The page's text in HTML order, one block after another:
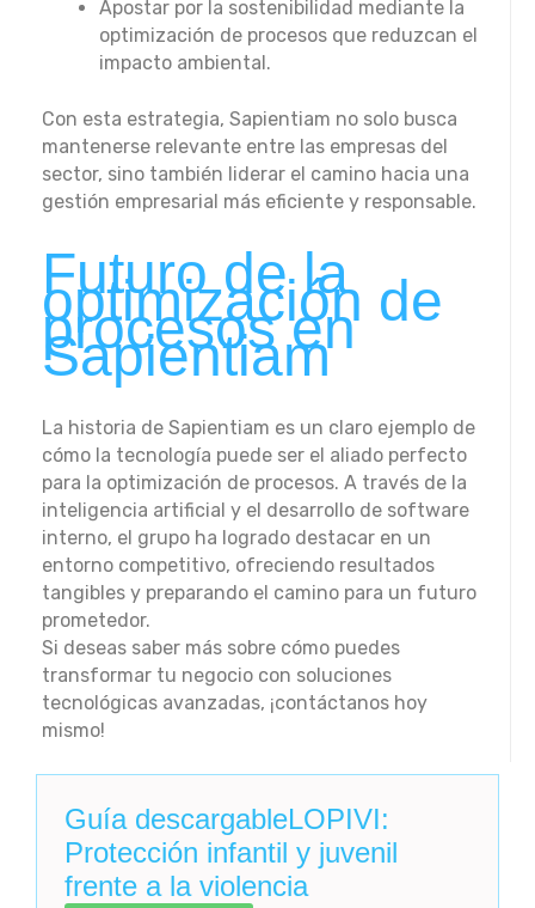
Apostar por la sostenibilidad mediante la
optimización de procesos que reduzcan el
impacto ambiental.
Con esta estrategia, Sapientiam no solo busca
mantenerse relevante entre las empresas del
sector, sino también liderar el camino hacia una
gestión empresarial más eficiente y responsable.
Futuro de la
optimización de
procesos en
Sapientiam
La historia de Sapientiam es un claro ejemplo de
cómo la tecnología puede ser el aliado perfecto
para la optimización de procesos. A través de la
inteligencia artificial y el desarrollo de software
interno, el grupo ha logrado destacar en un
entorno competitivo, ofreciendo resultados
tangibles y preparando el camino para un futuro
prometedor.
Si deseas saber más sobre cómo puedes
transformar tu negocio con soluciones
tecnológicas avanzadas, ¡contáctanos hoy
mismo!
Guía descargableLOPIVI:
Protección infantil y juvenil
frente a la violencia